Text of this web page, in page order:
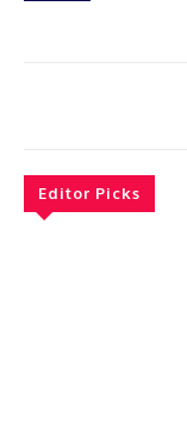
Editor Picks